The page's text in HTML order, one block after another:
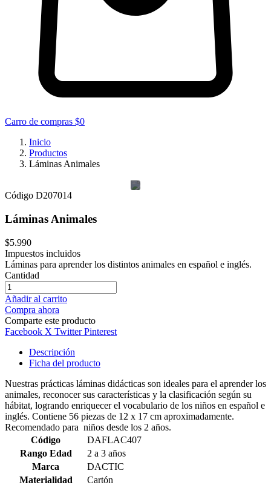
Carro de compras $0
Inicio
Productos
Láminas Animales
Código D207014
Láminas Animales
$5.990
Impuestos incluidos
Láminas para aprender los distintos animales en español e inglés.
Cantidad
Añadir al carrito
Compra ahora
Comparte este producto
Facebook X Twitter Pinterest
Descripción
Ficha del producto
Nuestras prácticas láminas didácticas son ideales para el aprender los
animales, reconocer sus características y la clasificación según su
hábitat, logrando enriquecer el vocabulario de los niños en español e
inglés. Contiene 56 piezas de 12 x 17 cm aproximadamente.
Recomendado para niños desde los 2 años.
Código
DAFLAC407
Rango Edad
2 a 3 años
Marca
DACTIC
Materialidad
Cartón